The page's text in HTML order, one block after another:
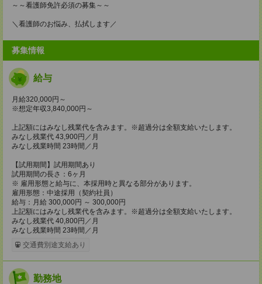
～～看護師免許必須の募集～～
＼看護師のお悩み、払拭します／
募集情報
給与
月給320,000円～
※想定年収3,840,000円～
上記額にはみなし残業代を含みます。※超過分は全額支給いたします。
みなし残業代 43,900円／月
みなし残業時間 23時間／月
【試用期間】試用期間あり
試用期間の長さ：6ヶ月
※ 雇用形態と給与に、本採用時と異なる部分があります。
雇用形態：中途採用（契約社員）
給与：月給 300,000円 ～ 300,000円
上記額にはみなし残業代を含みます。※超過分は全額支給いたします。
みなし残業代 40,800円／月
みなし残業時間 23時間／月
交通費別途支給あり
勤務地